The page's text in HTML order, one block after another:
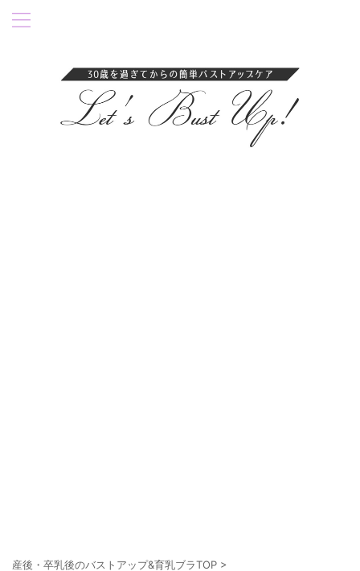
産後・卒乳後のバストアップ&育乳ブラTOP >